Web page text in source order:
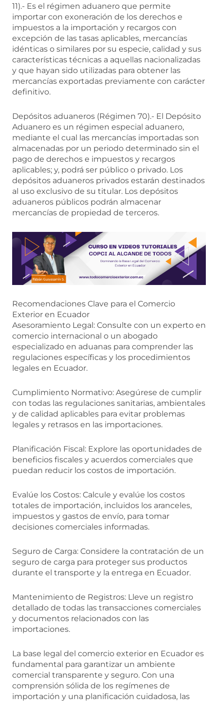
11).- Es el régimen aduanero que permite
importar con exoneración de los derechos e
impuestos a la importación y recargos con
excepción de las tasas aplicables, mercancías
idénticas o similares por su especie, calidad y sus
características técnicas a aquellas nacionalizadas
y que hayan sido utilizadas para obtener las
mercancías exportadas previamente con carácter
definitivo.
Depósitos aduaneros (Régimen 70).- El Depósito
Aduanero es un régimen especial aduanero,
mediante el cual las mercancías importadas son
almacenadas por un periodo determinado sin el
pago de derechos e impuestos y recargos
aplicables; y, podrá ser público o privado. Los
depósitos aduaneros privados estarán destinados
al uso exclusivo de su titular. Los depósitos
aduaneros públicos podrán almacenar
mercancías de propiedad de terceros.
Recomendaciones Clave para el Comercio
Exterior en Ecuador
Asesoramiento Legal: Consulte con un experto en
comercio internacional o un abogado
especializado en aduanas para comprender las
regulaciones específicas y los procedimientos
legales en Ecuador.
Cumplimiento Normativo: Asegúrese de cumplir
con todas las regulaciones sanitarias, ambientales
y de calidad aplicables para evitar problemas
legales y retrasos en las importaciones.
Planificación Fiscal: Explore las oportunidades de
beneficios fiscales y acuerdos comerciales que
puedan reducir los costos de importación.
Evalúe los Costos: Calcule y evalúe los costos
totales de importación, incluidos los aranceles,
impuestos y gastos de envío, para tomar
decisiones comerciales informadas.
Seguro de Carga: Considere la contratación de un
seguro de carga para proteger sus productos
durante el transporte y la entrega en Ecuador.
Mantenimiento de Registros: Lleve un registro
detallado de todas las transacciones comerciales
y documentos relacionados con las
importaciones.
La base legal del comercio exterior en Ecuador es
fundamental para garantizar un ambiente
comercial transparente y seguro. Con una
comprensión sólida de los regímenes de
importación y una planificación cuidadosa, las